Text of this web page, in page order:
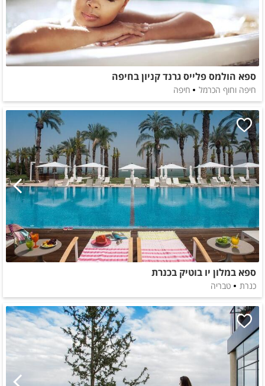
ספא הולמס פלייס גרנד קניון בחיפה
חיפה וחוף הכרמל חיפה
ספא במלון יו בוטיק בכנרת
כנרת טבריה